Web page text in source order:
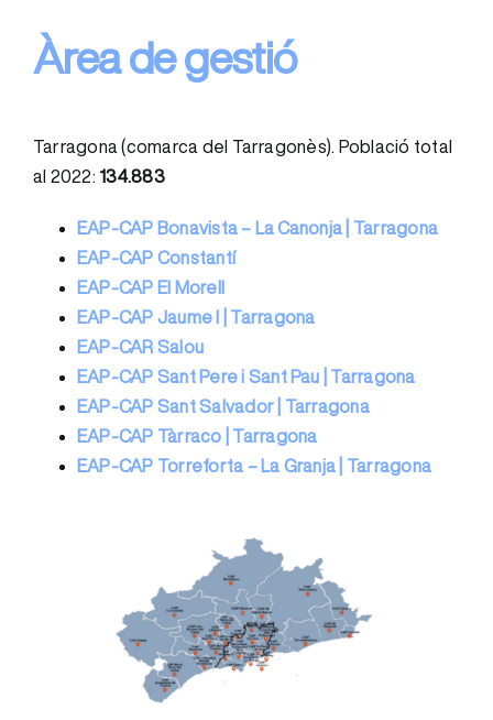
Àrea de gestió
Tarragona (comarca del Tarragonès). Població total
al 2022: 134.883
EAP-CAP Bonavista – La Canonja | Tarragona
EAP-CAP Constantí
EAP-CAP El Morell
EAP-CAP Jaume I | Tarragona
EAP-CAR Salou
EAP-CAP Sant Pere i Sant Pau | Tarragona
EAP-CAP Sant Salvador | Tarragona
EAP-CAP Tàrraco | Tarragona
EAP-CAP Torreforta – La Granja | Tarragona